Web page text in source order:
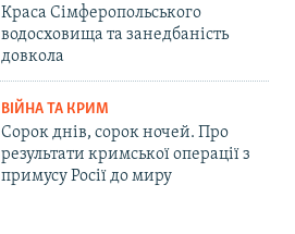
Краса Сімферопольського
водосховища та занедбаність
довкола
ВІЙНА ТА КРИМ
Сорок днів, сорок ночей. Про
результати кримської операції з
примусу Росії до миру